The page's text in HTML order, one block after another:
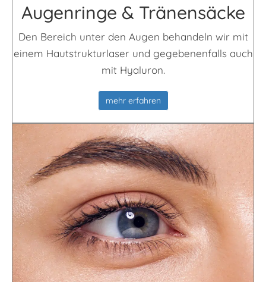
Augen­ringe & Tränen­säcke
Den Bereich unter den Augen behandeln wir mit
einem Hautstrukturlaser und gegebenenfalls auch
mit Hyaluron.
mehr erfahren